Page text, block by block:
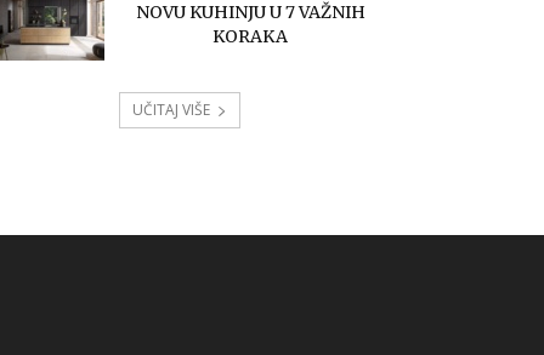
NOVU KUHINJU U 7 VAŽNIH
KORAKA
UČITAJ VIŠE